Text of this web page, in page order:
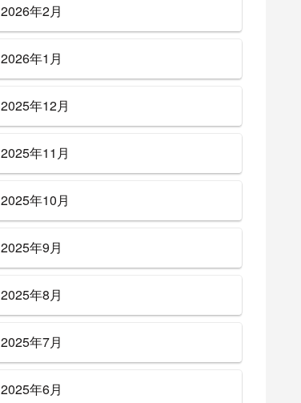
2026年2月
2026年1月
2025年12月
2025年11月
2025年10月
2025年9月
2025年8月
2025年7月
2025年6月